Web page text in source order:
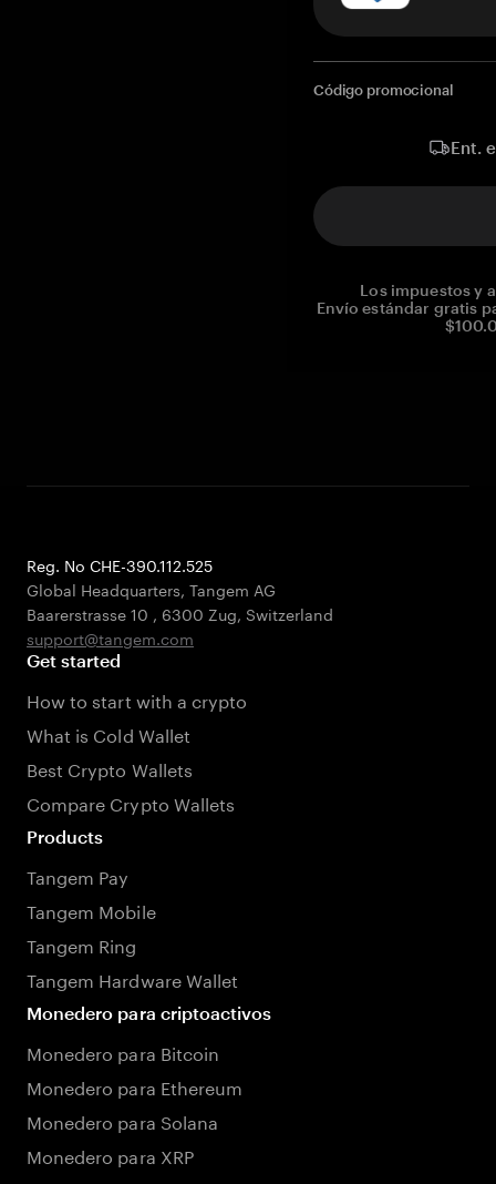
Código promocional
Ent.
Los impuestos y
Envío estándar gratis
Reg. No CHE-390.112.525
Global Headquarters, Tangem AG
Baarerstrasse 10 , 6300 Zug, Switzerland
support@tangem.com
Get started
How to start with a crypto
What is Cold Wallet
Best Crypto Wallets
Compare Crypto Wallets
Products
Tangem Pay
Tangem Mobile
Tangem Ring
Tangem Hardware Wallet
Monedero para criptoactivos
Monedero para Bitcoin
Monedero para Ethereum
Monedero para Solana
Monedero para XRP